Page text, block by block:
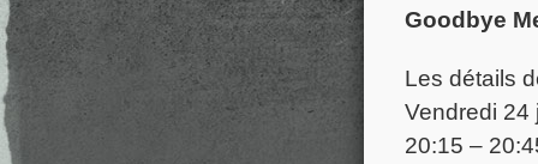
Goodbye
Les détails
Vendredi 24
20:15 –